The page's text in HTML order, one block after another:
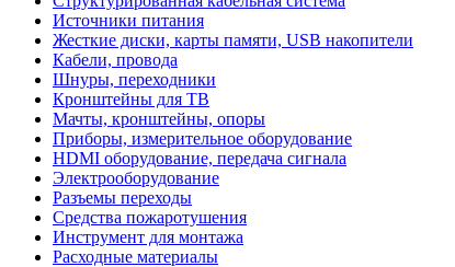
Источники питания
Жесткие диски, карты памяти, USB накопители
Кабели, провода
Шнуры, переходники
Кронштейны для ТВ
Мачты, кронштейны, опоры
Приборы, измерительное оборудование
HDMI оборудование, передача сигнала
Электрооборудование
Разъемы переходы
Средства пожаротушения
Инструмент для монтажа
Расходные материалы